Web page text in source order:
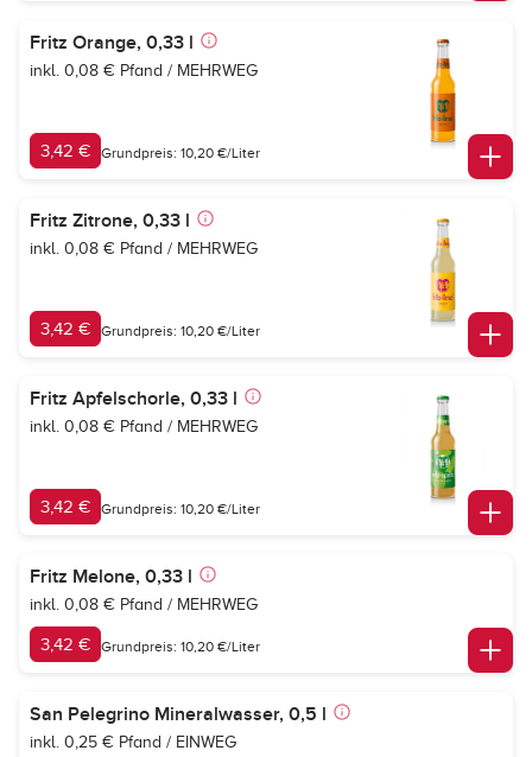
Fritz Orange, 0,33 l
inkl. 0,08 € Pfand / MEHRWEG
3,42 € Grundpreis: 10,20 €/Liter
Fritz Zitrone, 0,33 l
inkl. 0,08 € Pfand / MEHRWEG
3,42 € Grundpreis: 10,20 €/Liter
Fritz Apfelschorle, 0,33 l
inkl. 0,08 € Pfand / MEHRWEG
3,42 € Grundpreis: 10,20 €/Liter
Fritz Melone, 0,33 l
inkl. 0,08 € Pfand / MEHRWEG
3,42 € Grundpreis: 10,20 €/Liter
San Pelegrino Mineralwasser, 0,5 l
inkl. 0,25 € Pfand / EINWEG